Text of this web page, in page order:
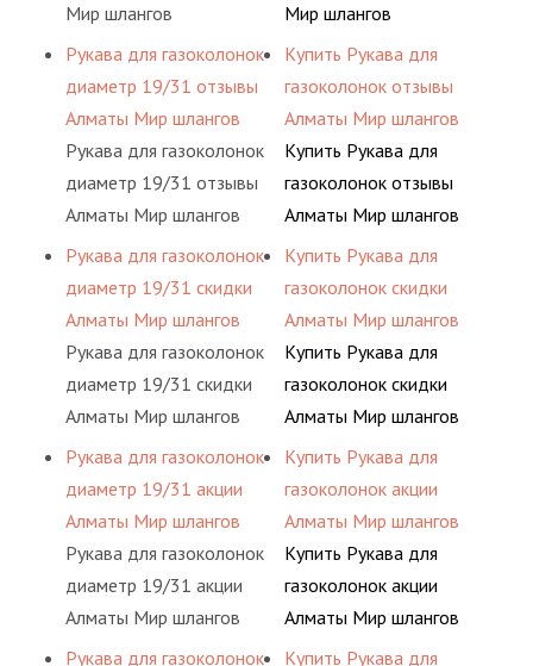
Мир шлангов
Рукава для газоколонок
диаметр 19/31 отзывы
Алматы Мир шлангов
Рукава для газоколонок
диаметр 19/31 отзывы
Алматы Мир шлангов
Рукава для газоколонок
диаметр 19/31 скидки
Алматы Мир шлангов
Рукава для газоколонок
диаметр 19/31 скидки
Алматы Мир шлангов
Рукава для газоколонок
диаметр 19/31 акции
Алматы Мир шлангов
Рукава для газоколонок
диаметр 19/31 акции
Алматы Мир шлангов
Рукава для газоколонок
Мир шлангов
Купить Рукава для
газоколонок отзывы
Алматы Мир шлангов
Купить Рукава для
газоколонок отзывы
Алматы Мир шлангов
Купить Рукава для
газоколонок скидки
Алматы Мир шлангов
Купить Рукава для
газоколонок скидки
Алматы Мир шлангов
Купить Рукава для
газоколонок акции
Алматы Мир шлангов
Купить Рукава для
газоколонок акции
Алматы Мир шлангов
Купить Рукава для